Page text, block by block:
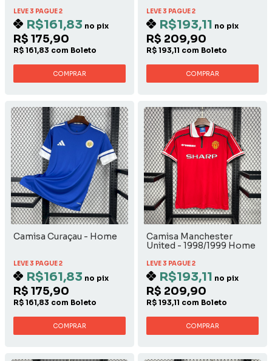
LEVE 3 PAGUE 2
R$161,83 no pix
R$ 175,90
R$ 161,83 com Boleto
COMPRAR
LEVE 3 PAGUE 2
R$193,11 no pix
R$ 209,90
R$ 193,11 com Boleto
COMPRAR
Camisa Curaçau - Home
LEVE 3 PAGUE 2
R$161,83 no pix
R$ 175,90
R$ 161,83 com Boleto
COMPRAR
Camisa Manchester
United - 1998/1999 Home
LEVE 3 PAGUE 2
R$193,11 no pix
R$ 209,90
R$ 193,11 com Boleto
COMPRAR